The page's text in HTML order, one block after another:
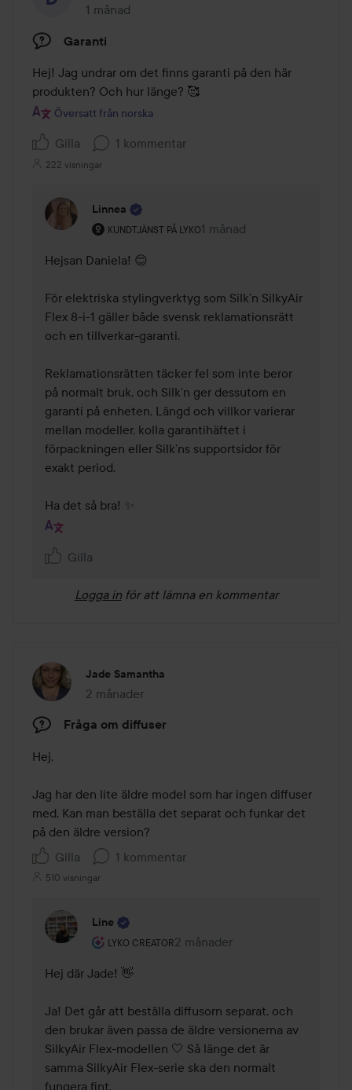
1 månad
Inlägget skapades 1 månad
Garanti
Hej! Jag undrar om det finns garanti på den här
produkten? Och hur länge? 🥰
Översatt från norska
Gilla 1 kommentar
222 visningar
Linnea
KUNDTJÄNST PÅ LYKO
Användarens roll: Kundtjänst på Lyko.
1 månad
Kommentaren lades 1
Hejsan Daniela! 😊
För elektriska stylingverktyg som Silk’n SilkyAir
Flex 8-i-1 gäller både svensk reklamationsrätt
och en tillverkar-garanti.
Reklamationsrätten täcker fel som inte beror
på normalt bruk, och Silk’n ger dessutom en
garanti på enheten. Längd och villkor varierar
mellan modeller, kolla garantihäftet i
förpackningen eller Silk’ns supportsidor för
exakt period.
Ha det så bra! ✨
Gilla
Logga in för att lämna en kommentar
Jade Samantha
2 månader
Inlägget skapades 2 månader
Fråga om diffuser
Hej,
Jag har den lite äldre model som har ingen diffuser
med. Kan man beställa det separat och funkar det
på den äldre version?
Gilla
1 kommentar
510 visningar
Line
LYKO CREATOR
Användarens roll: Lyko Creator.
2 månader
Kommentaren lades 2 månader
Hej där Jade! 👋
Ja! Det går att beställa diffusorn separat, och
den brukar även passa de äldre versionerna av
SilkyAir Flex-modellen 🤍 Så länge det är
samma SilkyAir Flex-serie ska den normalt
fungera fint.